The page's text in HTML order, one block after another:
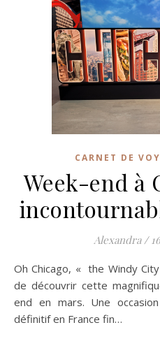
CARNET DE
Week-end à
Alexandra /
Oh Chicago, « the Windy City » ! J’ai enfin eu l’opportunité
de découvrir cette
end en mars. Une
définitif en France fin…